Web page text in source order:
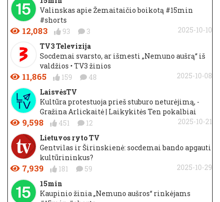
Valinskas apie Žemaitaičio boikotą #15min
#shorts
12,083 93 3
2025-10-10
TV3 Televizija
Socdemai svarsto, ar išmesti „Nemuno aušrą“ iš
valdžios • TV3 žinios
11,865 159 48
2025-10-08
LaisvėsTV
Kultūra protestuoja prieš stuburo neturėjimą, -
Gražina Arlickaitė | Laikykitės Ten pokalbiai
9,598 451 12
2025-10-21
Lietuvos ryto TV
Gentvilas ir Širinskienė: socdemai bando apgauti
kultūrininkus?
7,939 181 59
2025-10-29
15min
Kaupinio žinia „Nemuno aušros“ rinkėjams